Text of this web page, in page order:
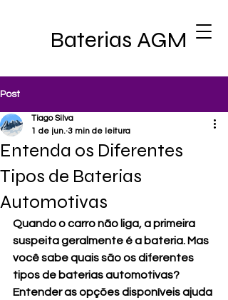
Baterias AGM
Post
Entenda os Diferentes
Tipos de Baterias
Automotivas
Tiago Silva
1 de jun. 3 min de leitura
Quando o carro não liga, a primeira
suspeita geralmente é a bateria. Mas
você sabe quais são os diferentes
tipos de baterias automotivas?
Entender as opções disponíveis ajuda